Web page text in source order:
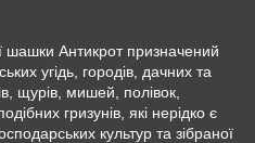
шашки Антикрот призначений
угідь, городів, дачних та
щурів, мишей, полівок,
гризунів, які нерідко є
культур та зібраної